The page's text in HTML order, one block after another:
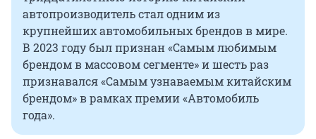
автопроизводитель стал одним из
крупнейших автомобильных брендов в мире.
В 2023 году был признан «Самым любимым
брендом в массовом сегменте» и шесть раз
признавался «Самым узнаваемым китайским
брендом» в рамках премии «Автомобиль
года».